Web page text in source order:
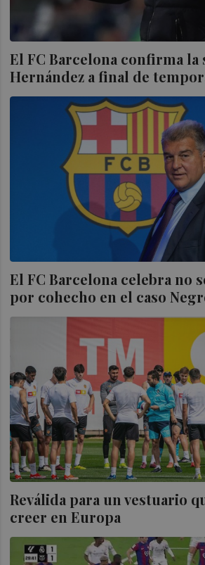
El FC Barcelona confirma la
Hernández a final de
El FC Barcelona celebra no
por cohecho en el caso
Reválida para un vestuario
creer en Europa